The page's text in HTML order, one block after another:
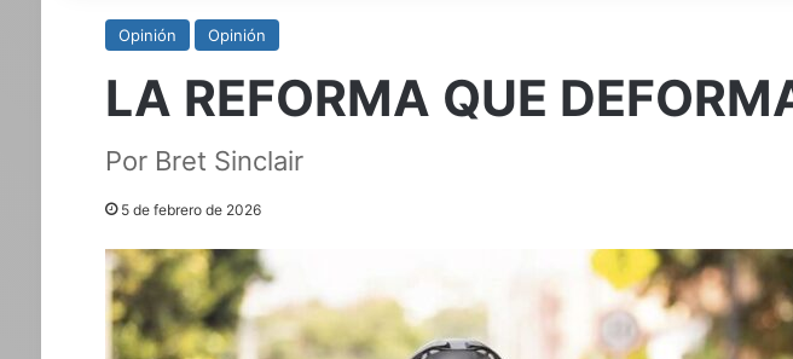
Opinión Opinión
LA REFORMA QUE
Por Bret Sinclair
5 de febrero de 2026